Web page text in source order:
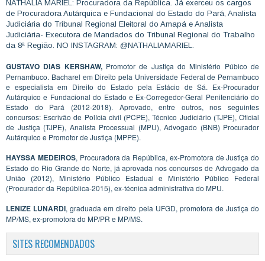
NATHÁLIA MARIEL: Procuradora da República. Já exerceu os cargos
de Procuradora Autárquica e Fundacional do Estado do Pará, Analista
Judiciária do Tribunal Regional Eleitoral do Amapá e Analista
Judiciária- Executora de Mandados do Tribunal Regional do Trabalho
da 8ª Região. NO INSTAGRAM: @NATHALIAMARIEL.
GUSTAVO DIAS KERSHAW, Promotor de Justiça do Ministério Púbico de
Pernambuco. Bacharel em Direito pela Universidade Federal de Pernambuco
e especialista em Direito do Estado pela Estácio de Sá. Ex-Procurador
Autárquico e Fundacional do Estado e Ex-Corregedor-Geral Penitenciário do
Estado do Pará (2012-2018). Aprovado, entre outros, nos seguintes
concursos: Escrivão de Polícia civil (PCPE), Técnico Judiciário (TJPE), Oficial
de Justiça (TJPE), Analista Processual (MPU), Advogado (BNB) Procurador
Autárquico e Promotor de Justiça (MPPE).
HAYSSA MEDEIROS, Procuradora da República, ex-Promotora de Justiça do
Estado do Rio Grande do Norte, já aprovada nos concursos de Advogado da
União (2012), Ministério Público Estadual e Ministério Público Federal
(Procurador da República-2015), ex-técnica administrativa do MPU.
LENIZE LUNARDI, graduada em direito pela UFGD, promotora de Justiça do
MP/MS, ex-promotora do MP/PR e MP/MS.
SITES RECOMENDADOS